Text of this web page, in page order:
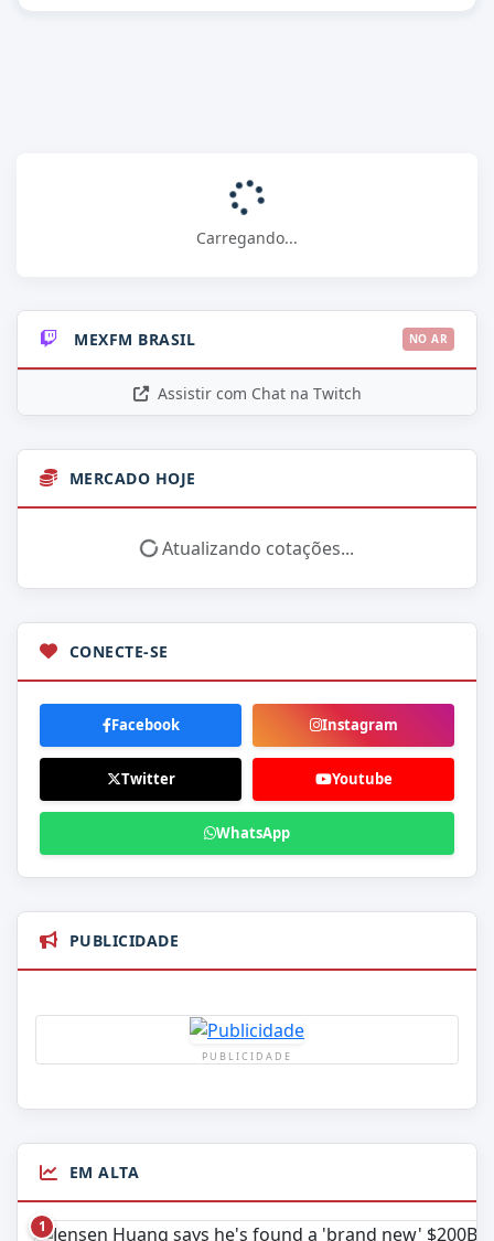
Carregando...
MEXFM BRASIL NO AR
Assistir com Chat na Twitch
MERCADO HOJE
Atualizando cotações...
CONECTE-SE
Facebook Instagram
Twitter Youtube
WhatsApp
PUBLICIDADE
PUBLICIDADE
EM ALTA
1